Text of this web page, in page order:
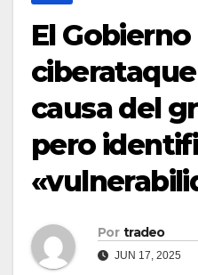
El
causa del
pero
Por tradeo
JUN 17, 2025